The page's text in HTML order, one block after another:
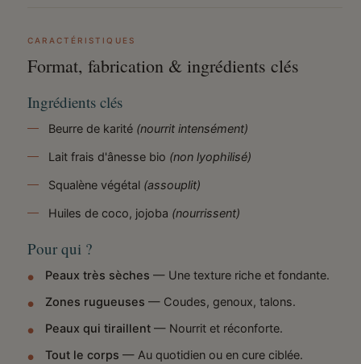
CARACTÉRISTIQUES
Format, fabrication & ingrédients clés
Ingrédients clés
Beurre de karité (nourrit intensément)
Lait frais d'ânesse bio (non lyophilisé)
Squalène végétal (assouplit)
Huiles de coco, jojoba (nourrissent)
Pour qui ?
Peaux très sèches — Une texture riche et fondante.
Zones rugueuses — Coudes, genoux, talons.
Peaux qui tiraillent — Nourrit et réconforte.
Tout le corps — Au quotidien ou en cure ciblée.